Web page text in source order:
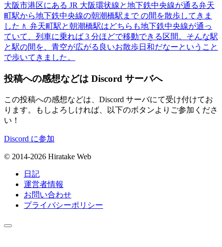
大阪市港区にある JR 大阪環状線と地下鉄中央線が通る弁天
町駅から地下鉄中央線の朝潮橋駅まで の間を散歩してきま
した🚶 弁天町駅と朝潮橋駅はどちらも地下鉄中央線が通っ
ていて、列車に乗れば 3 分ほどで移動できる区間。そんな駅
と駅の間を、青空が広がる良いお散歩日和だなーということ
で歩いてきました。
投稿への感想などは Discord サーバへ
この投稿への感想などは、Discord サーバにて受け付けてお
ります。もしよろしければ、以下のボタンよりご参加くださ
い！
Discord に参加
© 2014-2026 Hiratake Web
日記
運営者情報
お問い合わせ
プライバシーポリシー